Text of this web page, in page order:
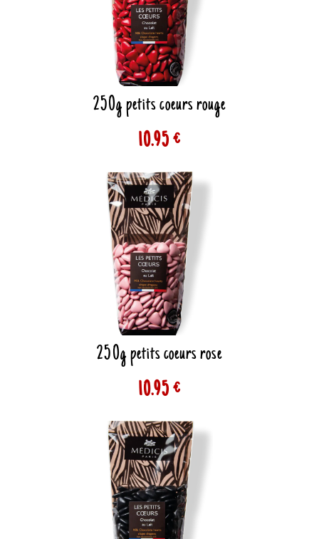
250g petits coeurs rouge
10.95 €
250g petits coeurs rose
10.95 €